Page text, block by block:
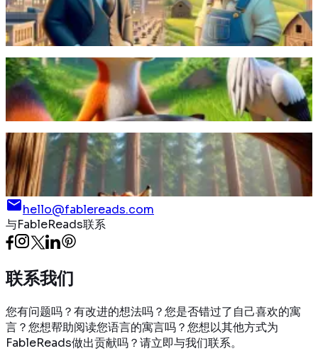
它害怕危险，更喜欢宁静的乡村生活。
阅读更多
聪明的狐狸用扁盘捉弄鹳鸟，但鹳鸟以长颈罐回敬，最终让狐
狸饿着肚子回家。
阅读更多
狡猾的狐狸用甜言蜜语哄骗骄傲的乌鸦，让它掉下奶酪，狐狸
趁机偷走了奶酪。
阅读更多
hello@fablereads.com
与FableReads联系
联系我们
您有问题吗？有改进的想法吗？您是否错过了自己喜欢的寓
言？您想帮助阅读您语言的寓言吗？您想以其他方式为
FableReads做出贡献吗？请立即与我们联系。